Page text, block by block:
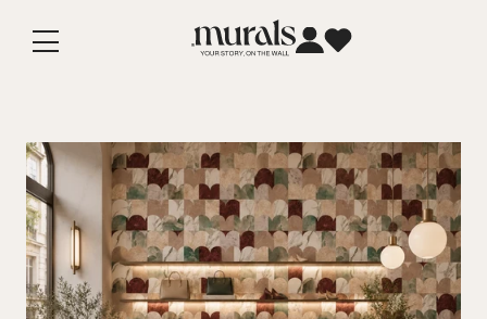
direttamente
ai contenuti